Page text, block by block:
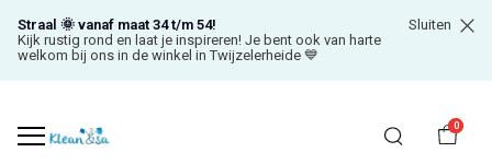
Straal 🌞 vanaf maat 34 t/m 54!
Kijk rustig rond en laat je inspireren! Je bent ook van harte
welkom bij ons in de winkel in Twijzelerheide 💙
Sluiten
0